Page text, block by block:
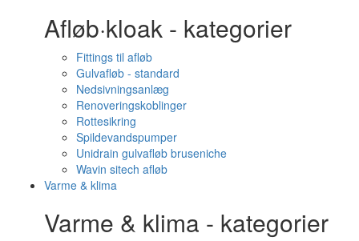
Afløb·kloak - kategorier
Fittings til afløb
Gulvafløb - standard
Nedsivningsanlæg
Renoveringskoblinger
Rottesikring
Spildevandspumper
Unidrain gulvafløb bruseniche
Wavin sitech afløb
Varme & klima
Varme & klima - kategorier